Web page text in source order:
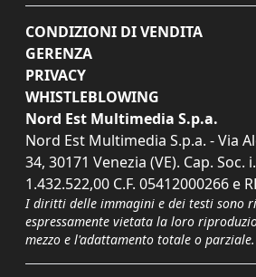
CONDIZIONI DI VENDITA
GERENZA
PRIVACY
WHISTLEBLOWING
Nord Est Multimedia S.p.a.
Nord Est Multimedia S.p.a. - Via
34, 30171 Venezia (VE). Cap. Soc.
1.432.522,00 C.F. 05412000266 e
I diritti delle immagini e dei testi sono
espressamente vietata la loro
mezzo e l'adattamento totale o parziale.